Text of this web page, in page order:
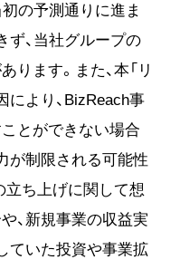
初の予測通りに進ま
ず、当社グループの
ます。また、本「リ
により、BizReach事
とができない場合
が制限される可能性
立ち上げに関して想
、新規事業の収益実
ていた投資や事業拡